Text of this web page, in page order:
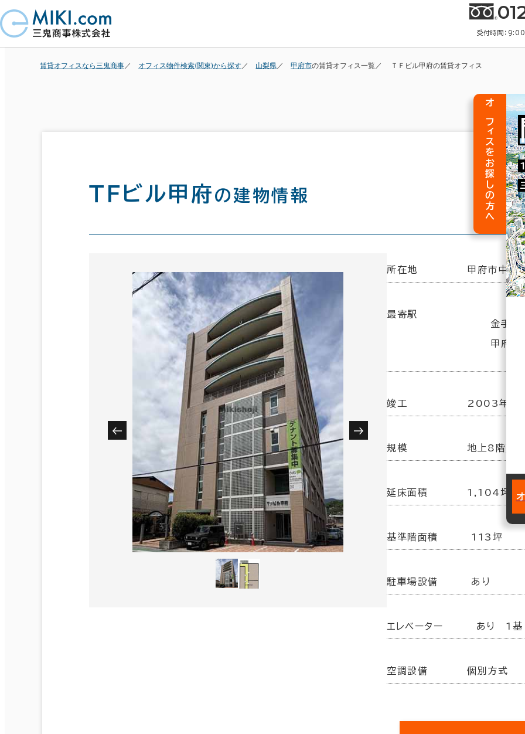
受付時間：
賃貸オフィスなら三鬼商事 オフィス物件検索(関東)から探す 山梨県 甲府市の賃貸オフィス一覧 ＴＦビル甲府の賃貸オフィス
ＴＦビル甲府 の建物情報
所在地 甲府市中
最寄駅
金手
甲府
竣工 2003年 3
規模 地上8階建
延床面積 1,104坪
基準階面積 113坪
駐車場設備 あり
エレベーター あり 1基
空調設備 個別方式
オフィスをお探しの方へ